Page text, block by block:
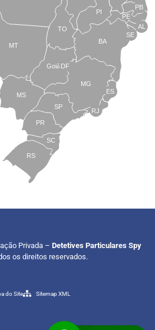
TO
BA
SE
PE
AL
PI
MT
MS
Goiás
PR
SC
RS
SP
MG
RJ
ES
DF
PB
Privada – Detetives Particulares Spy
os direitos reservados.
do Site Sitemap XML